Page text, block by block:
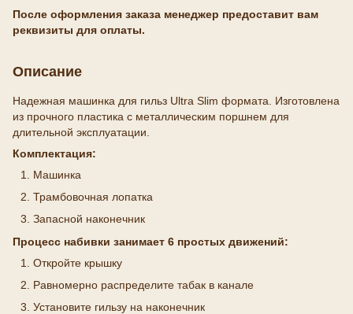
После оформления заказа менеджер предоставит вам
реквизиты для оплаты.
Описание
Надежная машинка для гильз Ultra Slim формата. Изготовлена
из прочного пластика с металлическим поршнем для
длительной эксплуатации.
Комплектация:
Машинка
Трамбовочная лопатка
Запасной наконечник
Процесс набивки занимает 6 простых движений:
Откройте крышку
Равномерно распределите табак в канале
Установите гильзу на наконечник